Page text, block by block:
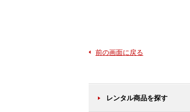
前の画面に戻る
レンタル商品を探す